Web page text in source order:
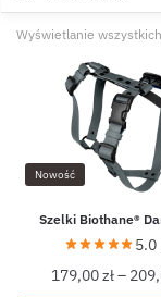
Wyświetlanie
Nowość
Szelki Biothane®
5.0
179,00zł–